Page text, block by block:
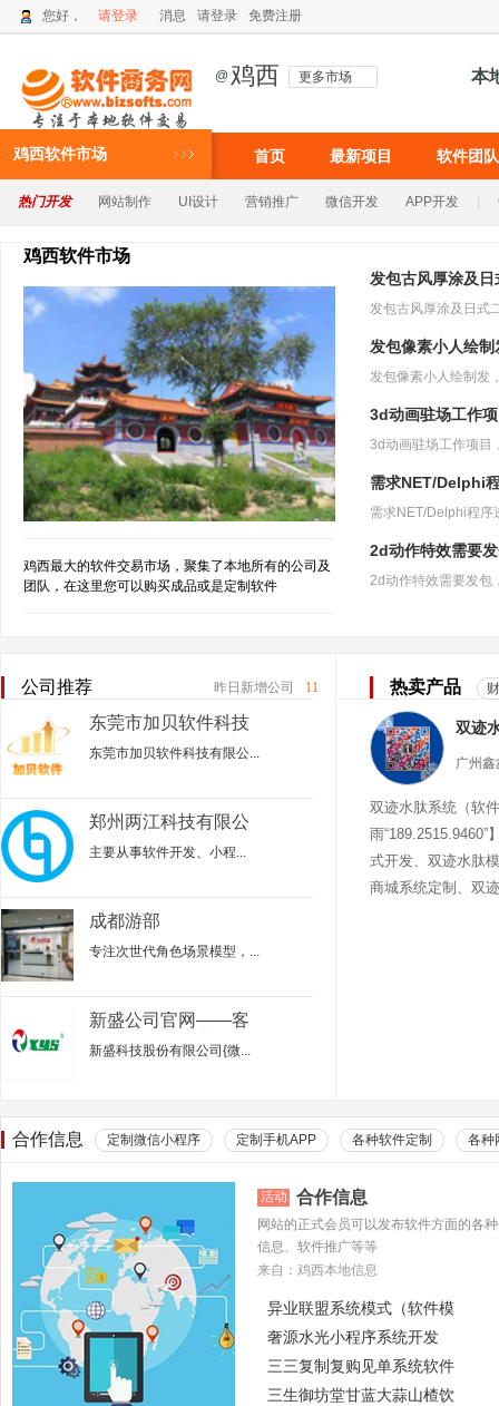
您好， 请登录 消息 请登录 免费注册
@ 鸡西 更多市场 本
鸡西软件市场 首页 最新项目 软件团队
热门开发 网站制作 UI设计 营销推广 微信开发 APP开发
鸡西软件市场
鸡西最大的软件交易市场，聚集了本地所有的公司及
团队，在这里您可以购买成品或是定制软件
发包古风厚涂及日
发包像素小人绘制
3d动画驻场工作
需求NET/Delphi
2d动作特效需要
公司推荐 昨日新增公司 11
东莞市加贝软件科技
东莞市加贝软件科技有限公...
郑州两江科技有限公
主要从事‌软件开发、小程...
成都游部
专注次世代角色场景模型，...
新盛公司官网——客
务平台
新盛科技股份有限公司{微...
热卖产品
双迹水肽系统（软
雨“189.2515.9460”
式开发、双迹水肽
商城系统定制、双
合作信息 定制微信小程序 定制手机APP 各种软件定制 各种
活动 合作信息
网站的正式会员可以发布软件方面的各
信息、软件推广等等
来自：鸡西本地信息
异业联盟系统模式（软件模
奢源水光小程序系统开发
三三复制复购见单系统软件
三生御坊堂甘蓝大蒜山楂饮